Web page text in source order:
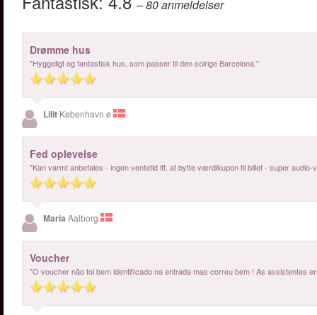
– 80anmeldelser
Drømme hus
"Hyggeligt og fantastisk hus, som passer til den solrige Barcelona."
Lilit København ø
Fed oplevelse
"Kan varmt anbefales - ingen ventetid ift. at bytte værdikupon til billet - super
Maria Aalborg
Voucher
"O voucher não foi bem identificado na entrada mas correu bem ! As assistentes